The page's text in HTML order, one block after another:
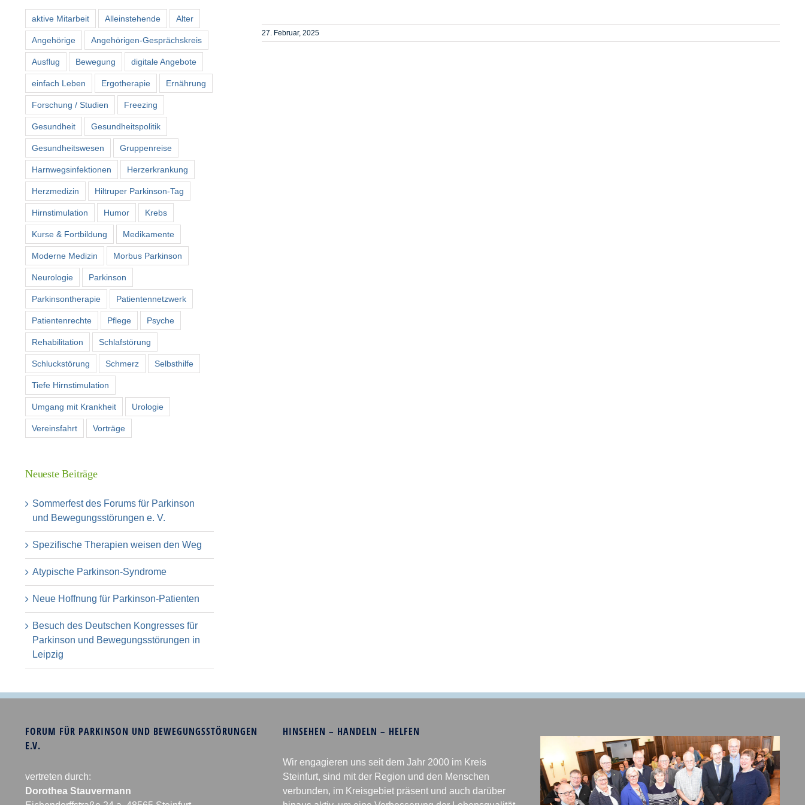
27. Februar, 2025
aktive Mitarbeit Alleinstehende Alter
Angehörige Angehörigen-Gesprächskreis
Ausflug Bewegung digitale Angebote
einfach Leben Ergotherapie Ernährung
Forschung / Studien Freezing
Gesundheit Gesundheitspolitik
Gesundheitswesen Gruppenreise
Harnwegsinfektionen Herzerkrankung
Herzmedizin Hiltruper Parkinson-Tag
Hirnstimulation Humor Krebs
Kurse & Fortbildung Medikamente
Moderne Medizin Morbus Parkinson
Neurologie Parkinson
Parkinsontherapie Patientennetzwerk
Patientenrechte Pflege Psyche
Rehabilitation Schlafstörung
Schluckstörung Schmerz Selbsthilfe
Tiefe Hirnstimulation
Umgang mit Krankheit Urologie
Vereinsfahrt Vorträge
Neueste Beiträge
Sommerfest des Forums für Parkinson
und Bewegungsstörungen e. V.
Spezifische Therapien weisen den Weg
Atypische Parkinson-Syndrome
Neue Hoffnung für Parkinson-Patienten
Besuch des Deutschen Kongresses für
Parkinson und Bewegungsstörungen in
Leipzig
FORUM FÜR PARKINSON UND BEWEGUNGSSTÖRUNGEN
E.V.
vertreten durch:
Dorothea Stauvermann
HINSEHEN – HANDELN – HELFEN
Wir engagieren uns seit dem Jahr 2000 im Kreis
Steinfurt, sind mit der Region und den Menschen
verbunden, im Kreisgebiet präsent und auch darüber